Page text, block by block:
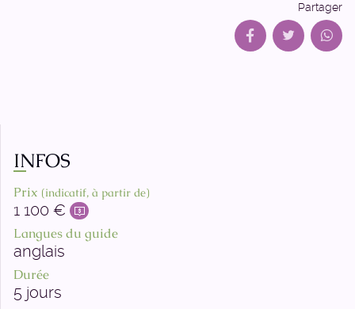
Partager
INFOS
Prix (indicatif, à partir de)
1 100 €
Langues du guide
anglais
Durée
5 jours